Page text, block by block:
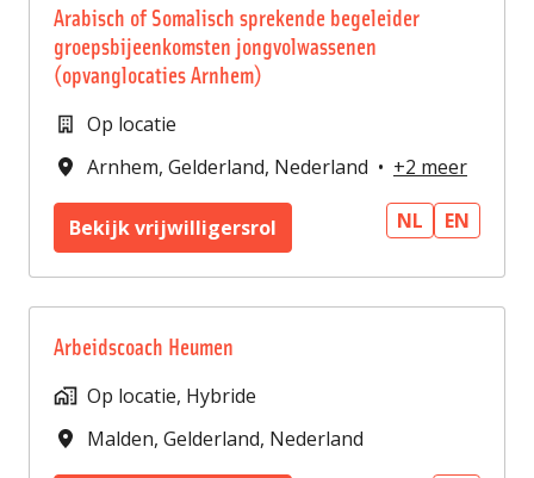
Arabisch of Somalisch sprekende begeleider
groepsbijeenkomsten jongvolwassenen
(opvanglocaties Arnhem)
Op locatie
Arnhem, Gelderland, Nederland • +2 meer
Bekijk vrijwilligersrol NL EN
Arbeidscoach Heumen
Op locatie, Hybride
Malden, Gelderland, Nederland